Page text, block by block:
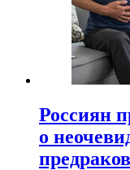
Россиян
о